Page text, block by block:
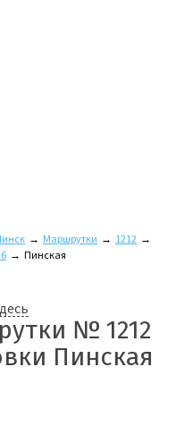
→ Маршрутки → 1212 →
→ Пинская
№ 1212
Пинская